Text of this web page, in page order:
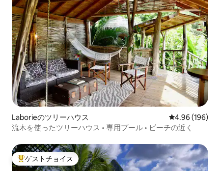
Laborieのツリーハウス レビュー196
4.96 (196)
流木を使ったツリーハウス • 専用プール • ビーチの近く
大好評のゲストチョイスです。
ゲストチョイス